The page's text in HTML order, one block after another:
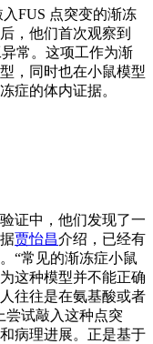
FUS 点突变的渐冻
，他们首次观察到
常。这项工作为渐
，同时也在小鼠模型
症的体内证据。
证中，他们发现了一
贾怡昌介绍，已经有
“常见的渐冻症小鼠
这种模型并不能正确
往往是在氨基酸或者
尝试敲入这种点突
病理进展。正是基于